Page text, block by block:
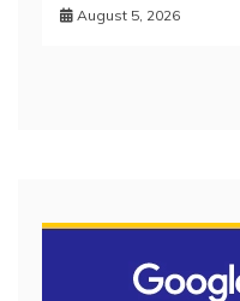
August 5, 2026